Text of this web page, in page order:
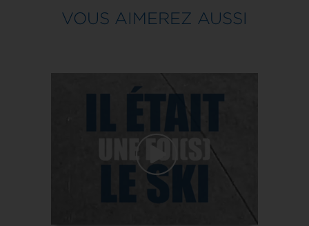
VOUS AIMEREZ AUSSI